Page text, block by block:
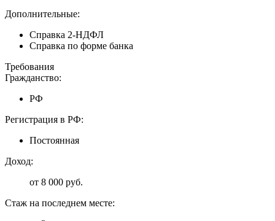
Дополнительные:
Справка 2-НДФЛ
Справка по форме банка
Требования
Гражданство:
РФ
Регистрация в РФ:
Постоянная
Доход:
от 8 000 руб.
Стаж на последнем месте: